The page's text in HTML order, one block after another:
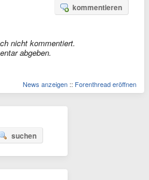
kommentieren
nicht kommentiert.
abgeben.
News anzeigen :: Forenthread eröffnen
suchen